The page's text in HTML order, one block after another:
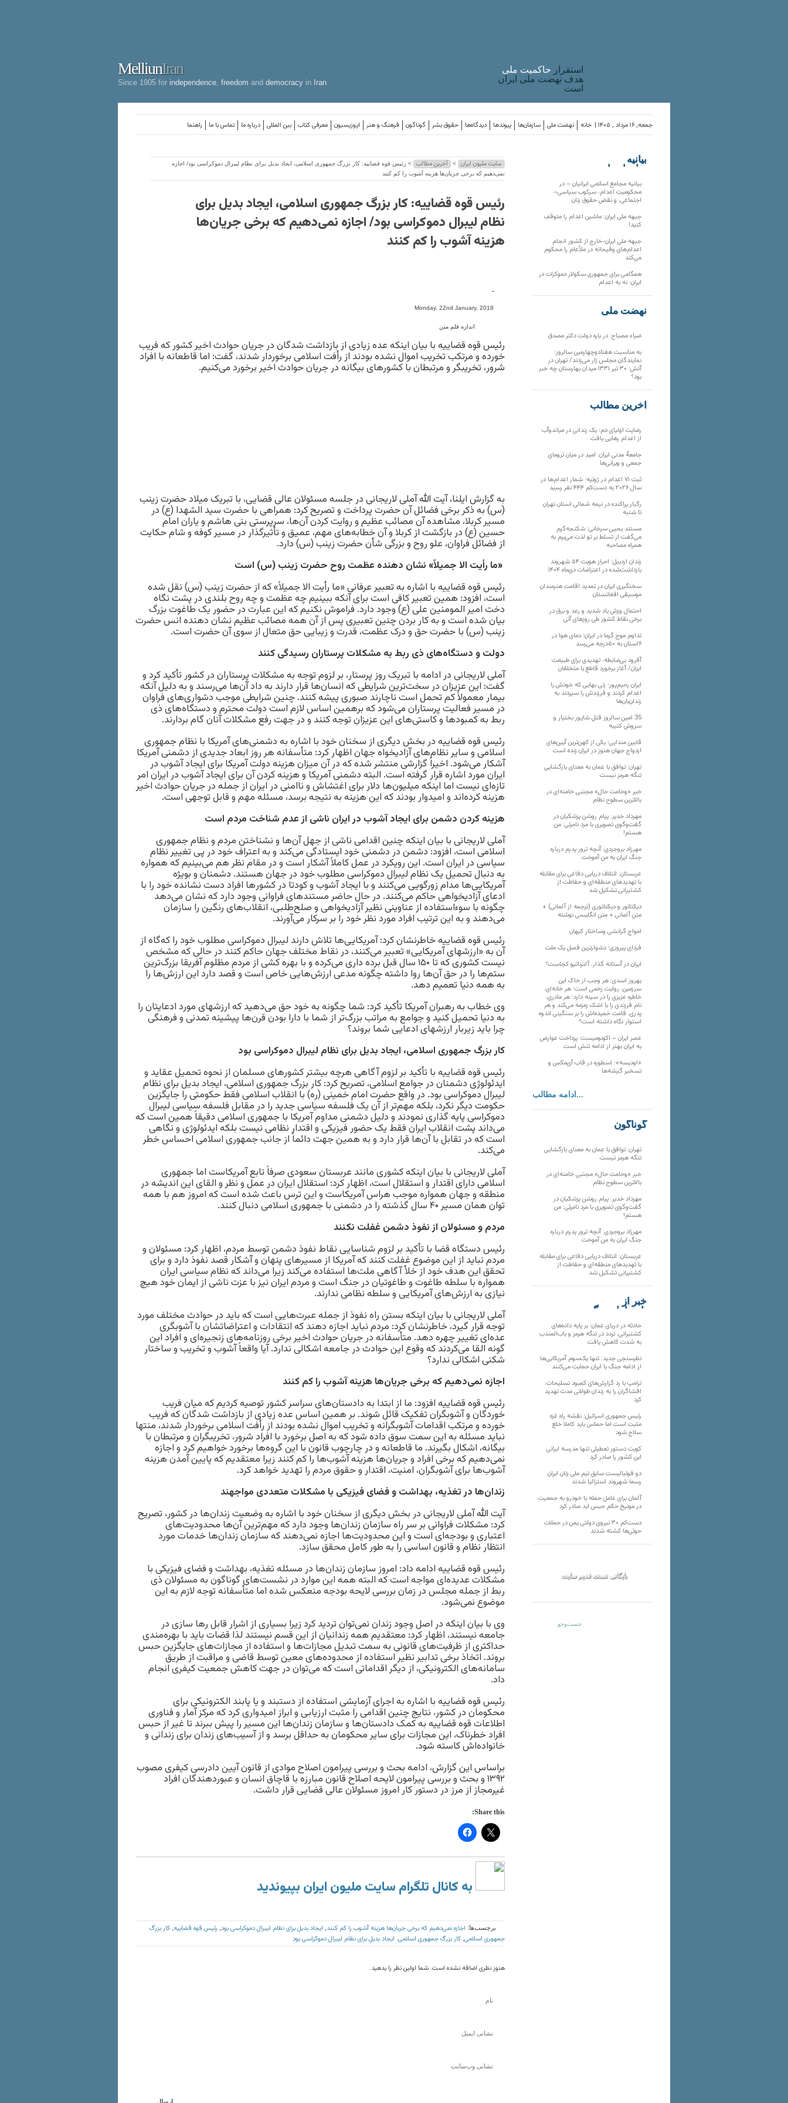
MelliunIran
Since 1905 for independence freedom and democracy in Iran
استقرار حاکميت ملی
هدف نهضت ملی ایران
است
راهنما تماس با ما درباره ما بین المللی معرفی کتاب اپوزیسیون فرهنگ و هنر گوناگون حقوق بشر دیدگاه‌ها پیوندها سازمان‌ها نهضت ملی خانه جمعه, ۱۶ مرداد , ۱۴۰۵ |
سایت ملیون ایران > آخرین مطالب
> رئیس قوه قضاییه: کار بزرگ جمهوری اسلامی، ایجاد بدیل برای نظام لیبرال دموکراسی بود/ اجازه
نمی‌دهیم که برخی جریان‌ها هزینه آشوب را کم کنند
رئیس قوه قضاییه: کار بزرگ جمهوری اسلامی، ایجاد بدیل برای
نظام لیبرال دموکراسی بود/ اجازه نمی‌دهیم که برخی جریان‌ها
هزینه آشوب را کم کنند
-
Monday, 22nd January, 2018
اندازه قلم متن
رئیس قوه قضاییه با بیان اینکه عده زیادی از بازداشت شدگان در جریان حوادث اخیر کشور که فریب
خورده و مرتکب تخریب اموال نشده بودند از رأفت اسلامی برخوردار شدند، گفت: اما قاطعانه با افراد
شرور، تخریبگر و مرتبطان با کشورهای بیگانه در جریان حوادث اخیر برخورد می‌کنیم.
به گزارش ایلنا، آیت الله آملی لاریجانی در جلسه مسئولان عالی قضایی، با تبریک میلاد حضرت زینب
(س) به ذکر برخی فضائل آن حضرت پرداخت و تصریح کرد: همراهی با حضرت سید الشهدا (ع) در
مسیر کربلا، مشاهده آن مصائب عظیم و روایت کردن آن‌ها، سرپرستی بنی هاشم و یاران امام
حسین (ع) در بازگشت از کربلا و آن خطابه‌های مهم، عمیق و تأثیرگذار در مسیر کوفه و شام حکایت
از فضائل فراوان، علو روح و بزرگی شأن حضرت زینب (س) دارد.
«ما رأیت الا جمیلاً» نشان دهنده عظمت روح حضرت زینب (س) است
رئیس قوه قضاییه با اشاره به تعبیر عرفانی «ما رأیت الا جمیلاً» که از حضرت زینب (س) نقل شده
است، افزود: همین تعبیر کافی است برای آنکه ببینیم چه عظمت و چه روح بلندی در پشت نگاه
دخت امیر المومنین علی (ع) وجود دارد. فراموش نکنیم که این عبارت در حضور یک طاغوت بزرگ
بیان شده است و به کار بردن چنین تعبیری پس از آن همه مصائب عظیم نشان دهنده انس حضرت
زینب (س) با حضرت حق و درک عظمت، قدرت و زیبایی حق متعال از سوی آن حضرت است.
دولت و دستگاه‌های ذی ربط به مشکلات پرستاران رسیدگی کنند
آملی لاریجانی در ادامه با تبریک روز پرستار، بر لزوم توجه به مشکلات پرستاران در کشور تأکید کرد و
گفت: این عزیزان در سخت‌ترین شرایطی که انسان‌ها قرار دارند به داد آن‌ها می‌رسند و به دلیل آنکه
بیمار معمولاً کم تحمل است ناچارند صبوری پیشه کنند. چنین شرایطی موجب دشواری‌های فراوان
در مسیر فعالیت پرستاران می‌شود که برهمین اساس لازم است دولت محترم و دستگاه‌های ذی
ربط به کمبود‌ها و کاستی‌های این عزیزان توجه کنند و در جهت رفع مشکلات آنان گام بردارند.
رئیس قوه قضاییه در بخش دیگری از سخنان خود با اشاره به دشمنی‌های آمریکا با نظام جمهوری
اسلامی و سایر نظام‌های آزادیخواه جهان اظهار کرد: متأسفانه هر روز ابعاد جدیدی از دشمنی آمریکا
آشکار می‌شود. اخیراً گزارشی منتشر شده که در آن میزان هزینه دولت آمریکا برای ایجاد آشوب در
ایران مورد اشاره قرار گرفته است. البته دشمنی آمریکا و هزینه کردن آن برای ایجاد آشوب در ایران امر
تازه‌ای نیست اما اینکه میلیون‌ها دلار برای اغتشاش و ناامنی در ایران از جمله در جریان حوادث اخیر
هزینه کرده‌اند و امیدوار بودند که این هزینه به نتیجه برسد، مسئله مهم و قابل توجهی است.
هزینه کردن دشمن برای ایجاد آشوب در ایران ناشی از عدم شناخت مردم است
آملی لاریجانی با بیان اینکه چنین اقدامی ناشی از جهل آن‌ها و نشناختن مردم و نظام جمهوری
اسلامی است، افزود: دشمن در دشمنی خود ایستادگی می‌کند و به اعتراف خود در پی تغییر نظام
سیاسی در ایران است. این رویکرد در عمل کاملاً آشکار است و در مقام نظر هم می‌بینیم که همواره
به دنبال تحمیل یک نظام لیبرال دموکراسی مطلوب خود در جهان هستند. دشمنان و بویژه
آمریکایی‌ها مدام زورگویی می‌کنند و با ایجاد آشوب و کودتا در کشور‌ها افراد دست نشانده خود را با
ادعای آزادیخواهی حاکم می‌کنند. در حال حاضر مستندهای فراوانی وجود دارد که نشان می‌دهد
چگونه با سوءاستفاده از عناوینی نظیر آزادیخواهی و صلح‌طلبی، انقلاب‌های رنگین را سازمان
می‌دهند و به این ترتیب افراد مورد نظر خود را بر سرکار می‌آورند.
رئیس قوه قضاییه خاطرنشان کرد: آمریکایی‌ها تلاش دارند لیبرال دموکراسی مطلوب خود را که‌گاه از
آن به «ارزشهای آمریکایی» تعبیر می‌کنند، در نقاط مختلف جهان حاکم کنند در حالی که مشخص
نیست کشوری که تا ۱۵۰ سال قبل برده داری می‌کرده و با بهره کشی از مردم مظلوم آفریقا بزرگ‌ترین
ستم‌ها را در حق آن‌ها روا داشته چگونه مدعی ارزش‌هایی خاص است و قصد دارد این ارزش‌ها را
به همه دنیا تعمیم دهد.
وی خطاب به رهبران آمریکا تأکید کرد: شما چگونه به خود حق می‌دهید که ارزشهای مورد ادعایتان را
به دنیا تحمیل کنید و جوامع به مراتب بزرگ‌تر از شما با دارا بودن قرن‌ها پیشینه تمدنی و فرهنگی
چرا باید زیربار ارزشهای ادعایی شما بروند؟
کار بزرگ جمهوری اسلامی، ایجاد بدیل برای نظام لیبرال دموکراسی بود
رئیس قوه قضاییه با تأکید بر لزوم آگاهی هرچه بیشتر کشورهای مسلمان از نحوه تحمیل عقاید و
ایدئولوژی دشمنان در جوامع اسلامی، تصریح کرد: کار بزرگ جمهوری اسلامی، ایجاد بدیل برای نظام
لیبرال دموکراسی بود. در واقع حضرت امام خمینی (ره) با انقلاب اسلامی فقط حکومتی را جایگزین
حکومت دیگر نکرد، بلکه مهم‌تر از آن یک فلسفه سیاسی جدید را در مقابل فلسفه سیاسی لیبرال
دموکراسی پایه گذاری نمودند و دلیل دشمنی مداوم آمریکا با جمهوری اسلامی دقیقاً همین است که
می‌داند پشت انقلاب ایران فقط یک حضور فیزیکی و اقتدار نظامی نیست بلکه ایدئولوژی و نگاهی
است که در تقابل با آن‌ها قرار دارد و به همین جهت دائماً از جانب جمهوری اسلامی احساس خطر
می‌کند.
آملی لاریجانی با بیان اینکه کشوری مانند عربستان سعودی صرفاً تابع آمریکاست اما جمهوری
اسلامی دارای اقتدار و استقلال است، اظهار کرد: استقلال ایران در عمل و نظر و القای این اندیشه در
منطقه و جهان همواره موجب هراس آمریکاست و این ترس باعث شده است که امروز هم با همه
توان‌‌ همان مسیر ۴۰ سال گذشته را در دشمنی با جمهوری اسلامی دنبال کنند.
مردم و مسئولان از نفوذ دشمن غفلت نکنند
رئیس دستگاه قضا با تأکید بر لزوم شناسایی نقاط نفوذ دشمن توسط مردم، اظهار کرد: مسئولان و
مردم نباید از این موضوع غفلت کنند که آمریکا از مسیرهای پنهان و آشکار قصد نفوذ دارد و برای
تحقق این هدف خود از خلأ آگاهی ملت‌ها استفاده می‌کند زیرا می‌داند که نظام سیاسی ایران
همواره با سلطه طاغوت و طاغوتیان در جنگ است و مردم ایران نیز با عزت ناشی از ایمان خود هیچ
نیازی به ارزش‌های آمریکایی و سلطه نظامی ندارند.
آملی لاریجانی با بیان اینکه بستن راه نفوذ از جمله عبرت‌هایی است که باید در حوادث مختلف مورد
توجه قرار گیرد، خاطرنشان کرد: مردم نباید اجازه دهند که انتقادات و اعتراضاتشان با آشوبگری
عده‌ای تغییر چهره دهد. متأسفانه در جریان حوادث اخیر برخی روزنامه‌های زنجیره‌ای و افراد این
گونه القا می‌کردند که وقوع این حوادث در جامعه اشکالی ندارد. آیا واقعاً آشوب و تخریب و ساختار
شکنی اشکالی ندارد؟
اجازه نمی‌دهیم که برخی جریان‌ها هزینه آشوب را کم کنند
رئیس قوه قضاییه افزود: ما از ابتدا به دادستان‌های سراسر کشور توصیه کردیم که میان فریب
خوردگان و آشوبگران تفکیک قائل شوند. بر همین اساس عده زیادی از بازداشت شدگان که فریب
خورده و مرتکب اقدامات آشوبگرانه و تخریب اموال نشده بودند از رأفت اسلامی برخوردار شدند، منتها
نباید مسئله به این سمت سوق داده شود که به اصل برخورد با افراد شرور، تخریبگران و مرتبطان با
بیگانه، اشکال بگیرند. ما قاطعانه و در چارچوب قانون با این گروه‌ها برخورد خواهیم کرد و اجازه
نمی‌دهیم که برخی افراد و جریان‌ها هزینه آشوب‌ها را کم کنند زیرا معتقدیم که پایین آمدن هزینه
آشوب‌ها برای آشوبگران، امنیت، اقتدار و حقوق مردم را تهدید خواهد کرد.
زندان‌ها در تغذیه، بهداشت و فضای فیزیکی با مشکلات متعددی مواجهند
آیت الله آملی لاریجانی در بخش دیگری از سخنان خود با اشاره به وضعیت زندان‌ها در کشور، تصریح
کرد: مشکلات فراوانی بر سر راه سازمان زندان‌ها وجود دارد که مهم‌ترین آن‌ها محدودیت‌های
اعتباری و بودجه‌ای است و این محدودیت‌ها اجازه نمی‌دهند که سازمان زندان‌ها خدمات مورد
انتظار نظام و قانون اساسی را به طور کامل محقق سازد.
رئیس قوه قضاییه ادامه داد: امروز سازمان زندان‌ها در مسئله تغذیه، بهداشت و فضای فیزیکی با
مشکلات عدیده‌ای مواجه است که البته همه این موارد در نشست‌های گوناگون به مسئولان ذی
ربط از جمله مجلس در زمان بررسی لایحه بودجه منعکس شده اما متأسفانه توجه لازم به این
موضوع نمی‌شود.
وی با بیان اینکه در اصل وجود زندان نمی‌توان تردید کرد زیرا بسیاری از اشرار قابل‌‌ رها سازی در
جامعه نیستند، اظهار کرد: معتقدیم همه زندانیان از این قسم نیستند لذا قضات باید با بهره‌مندی
حداکثری از ظرفیت‌های قانونی به سمت تبدیل مجازات‌ها و استفاده از مجازات‌های جایگزین حبس
بروند. اتخاذ برخی تدابیر نظیر استفاده از محدوده‌های معین توسط قاضی و مراقبت از طریق
سامانه‌های الکترونیکی، از دیگر اقداماتی است که می‌توان در جهت کاهش جمعیت کیفری انجام
داد.
رئیس قوه قضاییه با اشاره به اجرای آزمایشی استفاده از دستبند و یا پابند الکترونیکی برای
محکومان در کشور، نتایج چنین اقدامی را مثبت ارزیابی و ابراز امیدواری کرد که مرکز آمار و فناوری
اطلاعات قوه قضاییه به کمک دادستان‌ها و سازمان زندان‌ها این مسیر را پیش ببرند تا غیر از حبس
افراد خطرناک، این مجازات برای سایر محکومان به حداقل برسد و از آسیب‌های زندان برای زندانی و
خانواده‌اش کاسته شود.
براساس این گزارش، ادامه بحث و بررسی پیرامون اصلاح موادی از قانون آیین دادرسی کیفری مصوب
۱۳۹۲ و بحث و بررسی پیرامون لایحه اصلاح قانون مبارزه با قاچاق انسان و عبوردهندگان افراد
غیرمجاز از مرز در دستور کار امروز مسئولان عالی قضایی قرار داشت.
Share this:
به کانال تلگرام سایت ملیون ایران بپیوندید
برچسب‌ها: اجازه نمی‌دهیم که برخی جریان‌ها هزینه آشوب را کم کنند ایجاد بدیل برای نظام لیبرال دموکراسی بود رئیس قوه قضاییه کار بزرگ
جمهوری اسلامی کار بزرگ جمهوری اسلامی، ایجاد بدیل برای نظام لیبرال دموکراسی بود
هنوز نظری اضافه نشده است. شما اولین نظر را بدهید.
بیانیه
سازمان‌های
بیانیه مجامع اسلامی ایرانیان – در
محکومیت اعدام، سرکوب سیاسی–
اجتماعی، و نقض حقوق زنان
جبهه ملی ایران: ماشین اعدام را متوقف
کنید!
جبهه ملی ایران-خارج از کشور انجام
اعدام‌های وقیحانه در ملأِعام را محکوم
می‌کند
همگامی برای جمهوری سکولار دموکرات در
ایران: نه به اعدام
نهضت ملی
ضیاء مصباح: در باره دولت دکتر مصدق
به مناسبت هفتادوچهارمین سالروز:
نمایندگان مجلس زار می‌زدند/ تهران در
آتش؛ ۳۰ تیر ۱۳۳۱ میدان بهارستان چه خبر
بود؟
آخرین مطالب
رضایت اولیای دم؛ یک زندانی در میاندوآب
از اعدام رهایی یافت
جامعهٔ مدنی ایران: امید در میان ترومای
جمعی و ویرانی‌ها
ثبت ۷۱ اعدام در ژوئیه؛ شمار اعدام‌ها در
سال ۲۰۲۶ به دست‌کم ۴۴۴ نفر رسید
رگبار پراکنده در نیمه شمالی استان تهران
تا شنبه
مستند یحیی سرخانی؛ شکنجه‌گرم
می‌گفت از تسلط بر تو لذت می‌برم به
همراه مصاحبه
زندان اردبیل؛ احراز هویت ۵۴ شهروند
بازداشت‌شده در اعتراضات دی‌ماه ۱۴۰۴
سختگیری ایران در تمدید اقامت هنرمندان
موسیقی افغانستان
احتمال وزش باد شدید و رعد و برق در
برخی نقاط کشور طی روزهای آتی
تداوم موج گرما در ایران؛ دمای هوا در
۶استان به ۵۰درجه می‌رسد
آفرود بی‌ضابطه، تهدیدی برای طبیعت
ایران/ آغاز برخورد قاطع با متخلفان
ایران رحیم‌پور؛ زنی بهایی که خودش را
اعدام کردند و فرزندش را سپردند به
زندان‌بان‌ها
35 امین سالروز قتل شاپور بختیار و
سروش کتیبه
قابین مندایی؛ یکی از کهن‌ترین آیین‌های
ازدواج جهان هنوز در ایران زنده است
تهران: توافق با عمان به معنای بازگشایی
تنگه هرمز نیست
خبر «وخامت حال» مجتبی خامنه‌ای در
بالاترین سطوح نظام
مهرداد خدیر: پیام روشن پزشکیان در
گفت‌و‌گوی تصویری با مرد نامرئی: من
هستم!
مهرزاد بروجردی: آنچه ترور پدرم درباره
جنگ ایران به من آموخت
عربستان: ائتلاف دریایی دفاعی برای مقابله
با تهدیدهای منطقه‌ای و حفاظت از
کشتیرانی تشکیل شد
دیکتاتور و دیکتاتوری (ترجمه از آلمانی) +
متن آلمانی + متن انگلیسی نوشته
‌امواجِ گرانشی وساختارِ کیهان
فردای پیروزی؛ دشوارترین فصل یک ملت
ایران در آستانه گذار، آلترناتیو کجاست؟
بهروز اسدی: هر وجب از خاک‌ این
سرزمین، روایت زخمی است؛ هر خانه‌ای،
خاطره عزیزی را در سینه دارد؛ هر مادری،
نام فرزندی را با اشک زمزمه می‌کند و هر
پدری، قامت خمیده‌اش را بر سنگینی اندوه
استوار نگاه داشته است؟
عصر ایران – اکونومیست: پرداخت عوارض
به ایران بهتر از ادامه تنش است
«اودیسه»؛ اسطوره در قاب آی‌مکس و
تسخیر گیشه‌ها
ادامه مطالب...
گوناگون
تهران: توافق با عمان به معنای بازگشایی
تنگه هرمز نیست
خبر «وخامت حال» مجتبی خامنه‌ای در
بالاترین سطوح نظام
مهرداد خدیر: پیام روشن پزشکیان در
گفت‌و‌گوی تصویری با مرد نامرئی: من
هستم!
مهرزاد بروجردی: آنچه ترور پدرم درباره
جنگ ایران به من آموخت
عربستان: ائتلاف دریایی دفاعی برای مقابله
با تهدیدهای منطقه‌ای و حفاظت از
کشتیرانی تشکیل شد
خبر از
تارنماهای دیگر
حادثه در دریای عمان؛ بر پایه داده‌های
کشتیرانی، تردد در تنگه هرمز و باب‌المندب
به شدت کاهش یافت
نظرسنجی جدید: تنها یک‌سوم آمریکایی‌ها
از ادامه جنگ با ایران حمایت می‌کنند
ترامپ با رد گزارش‌های کمبود تسلیحات،
افشاگران را به زندان طولانی مدت تهدید
کرد
رئیس‌ جمهوری اسرائیل: نقشه راه غزه
مثبت است اما حماس باید کاملا خلع
سلاح شود
کویت دستور تعطیلی تنها مدرسه ایرانی
این کشور را صادر کرد
دو فوتبالیست سابق تیم ملی زنان ایران
رسما شهروند استرالیا شدند
آلمان برای عامل حمله با خودرو به جمعیت
در مونیخ حکم حبس ابد صادر کرد
دست‌کم ۳۰ نیروی دولتی یمن در حملات
حوثی‌ها کشته شدند
بایگانی نسخه قدیم سایت